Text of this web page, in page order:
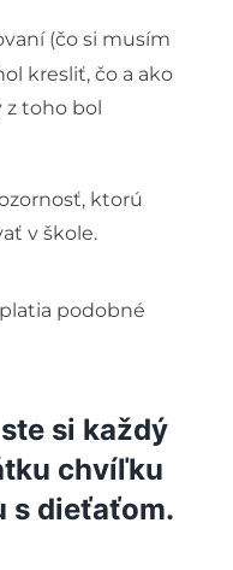
(čo si musím
kresliť, čo a ako
toho bol
ktorú
v škole.
podobné
si každý
chvíľku
s dieťaťom.